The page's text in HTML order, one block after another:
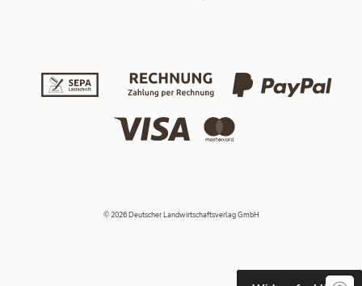
© 2026 Deutscher Landwirtschaftsverlag GmbH